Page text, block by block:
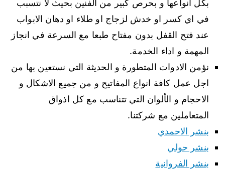
بكل انواعها و بحرص كبير من الفنين بحيث لا نتسبب
في اي كسر او خدش لزجاج او طلاء او دهان الابواب
عند فتح القفل بدون مفتاح طبعا مع السرعة في انجاز
المهمة و اداء الخدمة.
نؤمن الادوات المتطورة و الحديثة التي نستعين بها من
اجل عمل كافة انواع المفاتيح و من جميع الاشكال و
الاحجام و الألوان التي تتناسب مع كل اذواق
المتعاملين مع شركتنا.
بنشر الاحمدي
بنشر حولي
بنشر الفروانية